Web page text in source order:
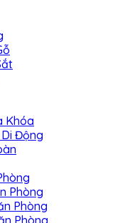
Khóa
Di Động
Phòng
Phòng
Phòng